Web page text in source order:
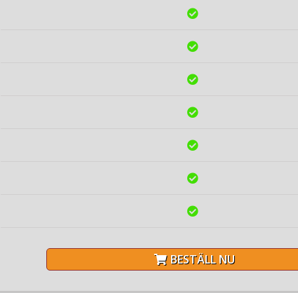
BESTÄLL NU